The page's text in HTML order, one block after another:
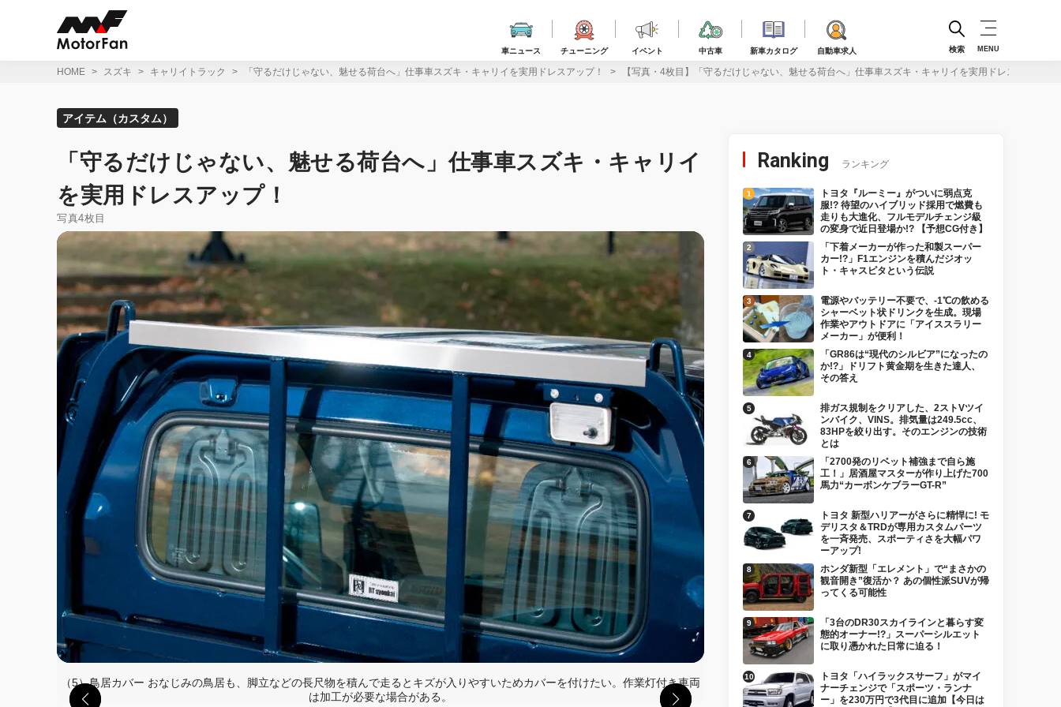
車ニュース チューニング イベント 中古車 新車カタログ 自動車求人 検索 MENU
HOME スズキ キャリイトラック 「守るだけじゃない、魅せる荷台へ」仕事車スズキ・キャリイを実用ドレスアップ！ 【写真・4枚目】「守るだけじゃない、魅せる荷台へ」仕事車スズキ・キャリイを実用ドレスアップ！
アイテム（カスタム）
「守るだけじゃない、魅せる荷台へ」仕事車スズキ・キャリイ
を実用ドレスアップ！
写真4枚目
（5）鳥居カバー おなじみの鳥居も、脚立などの長尺物を積んで走るとキズが入りやすいためカバーを付けたい。作業灯付き車両
は加工が必要な場合がある。
Ranking ランキング
トヨタ『ルーミー』がついに弱点克
服!? 待望のハイブリッド採用で燃費も
走りも大進化、フルモデルチェンジ級
の変身で近日登場か!? 【予想CG付き】
「下着メーカーが作った和製スーパー
カー!?」F1エンジンを積んだジオッ
ト・キャスピタという伝説
電源やバッテリー不要で、-1℃の飲める
シャーベット状ドリンクを生成。現場
作業やアウトドアに「アイススラリー
メーカー」が便利！
「GR86は“現代のシルビア”になったの
か!?」ドリフト黄金期を生きた達人、
その答え
排ガス規制をクリアした、2ストVツイ
ンバイク、VINS。排気量は249.5cc、
83HPを絞り出す。そのエンジンの技術
とは
「2700発のリベット補強まで自ら施
工！」居酒屋マスターが作り上げた700
馬力“カーボンケブラーGT-R”
トヨタ 新型ハリアーがさらに精悍に! モ
デリスタ＆TRDが専用カスタムパーツ
を一斉発売、スポーティさを大幅パワ
ーアップ!
ホンダ新型「エレメント」で“まさかの
観音開き”復活か？ あの個性派SUVが帰
ってくる可能性
「3台のDR30スカイラインと暮らす変
態的オーナー!?」スーパーシルエット
に取り憑かれた日常に迫る！
トヨタ「ハイラックスサーフ」がマイ
ナーチェンジで「スポーツ・ランナ
ー」を230万円で3代目に追加【今日は